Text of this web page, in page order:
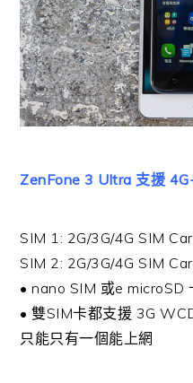
ZenFone 3 Ultra 支援
SIM 1: 2G/3G/4G SIM
SIM 2: 2G/3G/4G SIM
• nano SIM 或e microSD
• 雙SIM卡都支援 3G
只能只有一個能上網